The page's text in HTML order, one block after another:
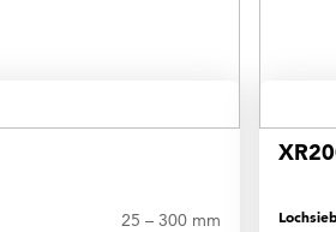
25 – 300 mm